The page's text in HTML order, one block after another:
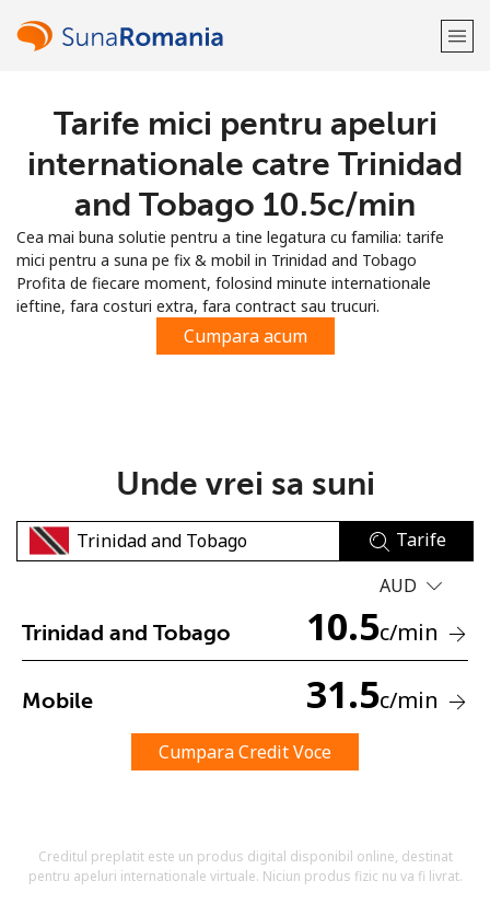
Bine-ai venit!
Inregistreaza-te cu
Lipsa parola
Minim 8 litere
Un simbol/litera speciala
Tarife mici pentru apeluri
internationale catre Trinidad
and Tobago ⁦10.5c⁩/min
Cea mai buna solutie pentru a tine legatura cu familia: tarife
mici pentru a suna pe fix & mobil in Trinidad and Tobago
Profita de fiecare moment, folosind minute internationale
ieftine, fara costuri extra, fara contract sau trucuri.
Cumpara acum
Unde vrei sa suni
Tarife
AUD
Trinidad and Tobago 10.5c/min
Mobile 31.5c/min
Cumpara Credit Voce
Creditul preplatit este un produs digital disponibil online, destinat
pentru apeluri internationale virtuale. Niciun produs fizic nu va fi livrat.